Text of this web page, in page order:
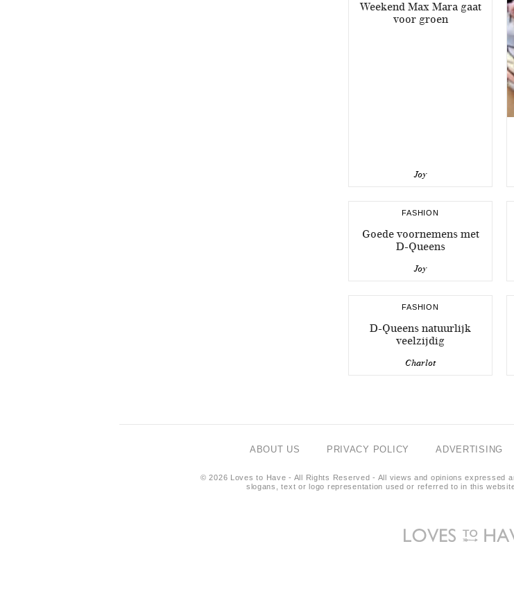
Weekend Max Mara gaat
voor groen
Joy
FASHION
Goede voornemens met
D-Queens
Joy
FASHION
D-Queens natuurlijk
veelzijdig
Charlot
ABOUT US PRIVACY POLICY ADVERTISING
© 2026 Loves to Have - All Rights Reserved - All views and opinions expressed
slogans, text or logo representation used or referred to in this